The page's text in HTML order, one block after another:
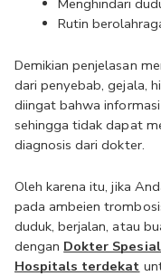
Menghindari
Rutin
Demikian penjelasan
dari penyebab, gejala,
diingat bahwa
sehingga tidak dapat
diagnosis dari dokter.
Oleh karena itu, jika
pada ambeien
duduk, berjalan, atau
dengan Dokter
Hospitals terdekat